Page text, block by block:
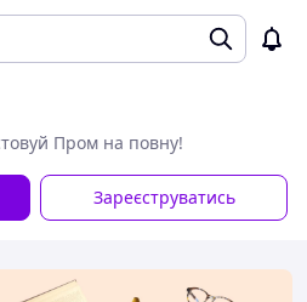
Пром на повну!
Зареєструватись